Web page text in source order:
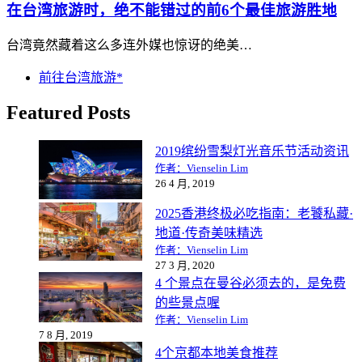
在台湾旅游时，绝不能错过的前6个最佳旅游胜地
台湾竟然藏着这么多连外媒也惊讶的绝美…
前往台湾旅游*
Featured Posts
2019缤纷雪梨灯光音乐节活动资讯
作者：Vienselin Lim
26 4 月, 2019
2025香港终极必吃指南：老饕私藏·
地道·传奇美味精选
作者：Vienselin Lim
27 3 月, 2020
4 个景点在曼谷必须去的，是免费
的些景点喔
作者：Vienselin Lim
7 8 月, 2019
4个京都本地美食推荐